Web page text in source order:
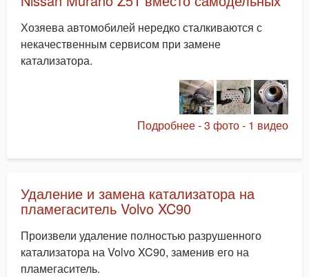
Хозяева автомобилей нередко сталкиваются с
некачественным сервисом при замене
катализатора.
Подробнее - 3 фото - 1 видео
Удаление и замена катализатора на
пламегаситель Volvo XC90
Произвели удаление полностью разрушенного
катализатора на Volvo XC90, заменив его на
пламегаситель.